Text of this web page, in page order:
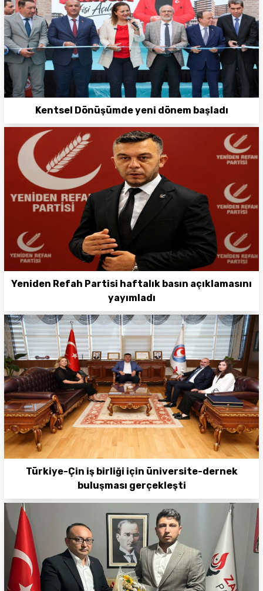
Kentsel Dönüşümde yeni dönem başladı
Yeniden Refah Partisi haftalık basın açıklamasını
yayımladı
Türkiye-Çin iş birliği için üniversite-dernek
buluşması gerçekleşti